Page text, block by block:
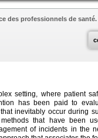
des professionnels de santé.
setting, where patient
has been paid to
inevitably occur during
methods that have been
of incidents in the